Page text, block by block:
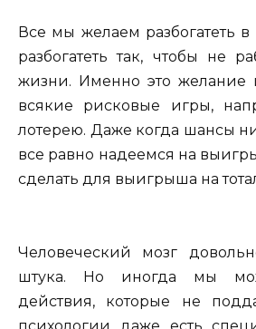
Все мы желаем разбогатеть
разбогатеть так, чтобы не
жизни. Именно это желание
всякие рисковые игры,
лотерею. Даже когда шансы
все равно надеемся на
сделать для выигрыша на
Человеческий мозг
штука. Но иногда мы
действия, которые не